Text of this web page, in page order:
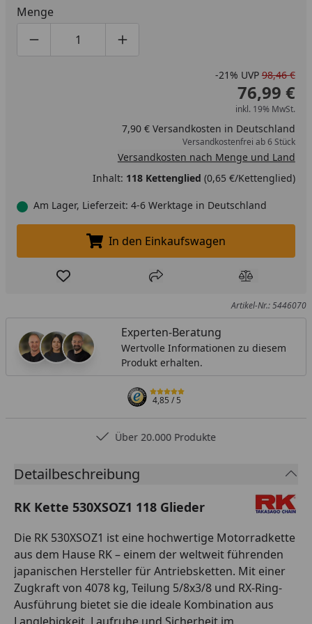
Menge
Produktmenge um eins verringern
Produktmenge manuell eingeben
Produktmenge um eins erhöhen
-21% UVP 98,46 €
76,99 €
inkl. 19% MwSt.
7,90 € Versandkosten in Deutschland
Versandkostenfrei ab 6 Stück
Versandkosten nach Menge und Land
Inhalt: 118 Kettenglied (0,65 €/Kettenglied)
Am Lager, Lieferzeit: 4-6 Werktage in Deutschland
In den Einkaufswagen legen
In den Einkaufswagen
Produkt zur Wunschliste hinzufügen
Teilen Produkt
Artikel-Nr.: 5446070
Experten-Beratung
Wertvolle Informationen zu diesem
Produkt erhalten.
4,85/ 5
Über 20.000 Produkte
Detailbeschreibung
RK Kette 530XSOZ1 118 Glieder
Die RK 530XSOZ1 ist eine hochwertige Motorradkette
aus dem Hause RK – einem der weltweit führenden
japanischen Hersteller für Antriebsketten. Mit einer
Zugkraft von 4078 kg, Teilung 5/8x3/8 und RX-Ring-
Ausführung bietet sie die ideale Kombination aus